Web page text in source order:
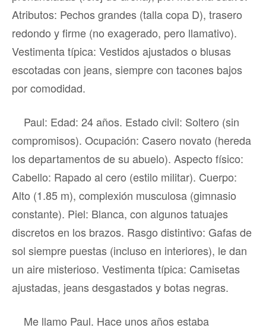
Atributos: Pechos grandes (talla copa D), trasero
redondo y firme (no exagerado, pero llamativo).
Vestimenta típica: Vestidos ajustados o blusas
escotadas con jeans, siempre con tacones bajos
por comodidad.
Paul: Edad: 24 años. Estado civil: Soltero (sin
compromisos). Ocupación: Casero novato (hereda
los departamentos de su abuelo). Aspecto físico:
Cabello: Rapado al cero (estilo militar). Cuerpo:
Alto (1.85 m), complexión musculosa (gimnasio
constante). Piel: Blanca, con algunos tatuajes
discretos en los brazos. Rasgo distintivo: Gafas de
sol siempre puestas (incluso en interiores), le dan
un aire misterioso. Vestimenta típica: Camisetas
ajustadas, jeans desgastados y botas negras.
Me llamo Paul. Hace unos años estaba